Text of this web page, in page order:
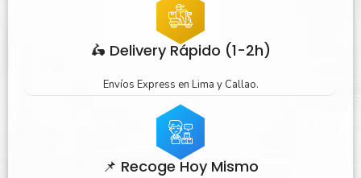
🛵 Delivery Rápido (1-2h)
Envíos Express en Lima y Callao.
📌 Recoge Hoy Mismo